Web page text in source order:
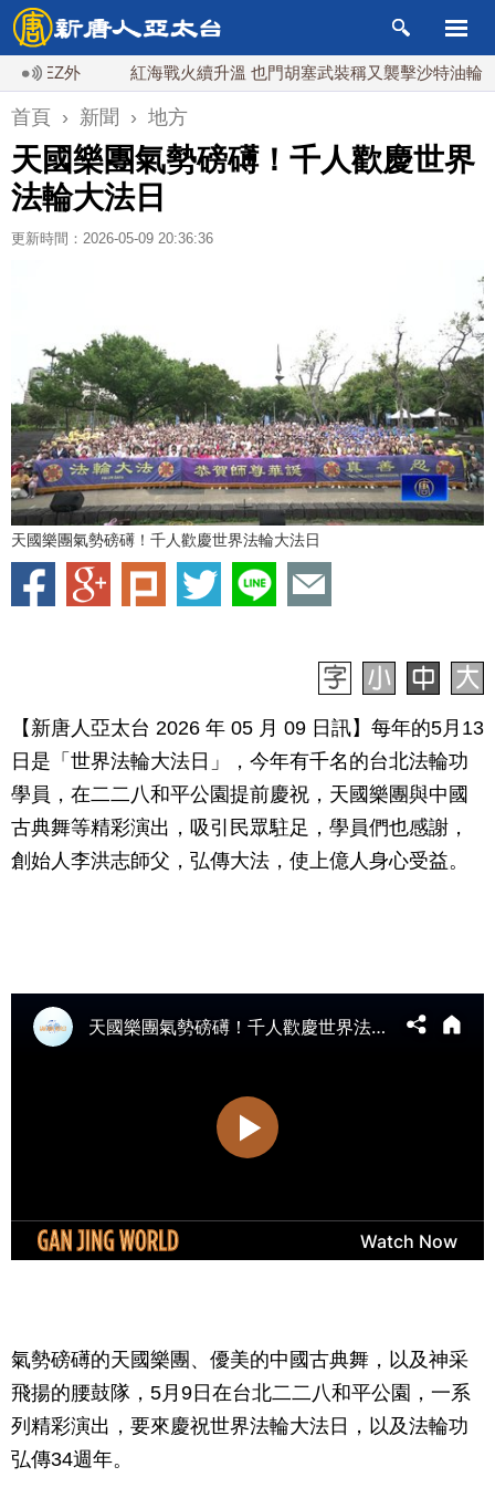
外 紅海戰火續升溫 也門胡塞武裝稱又襲擊沙特油輪
首頁 › 新聞 › 地方
天國樂團氣勢磅礡！千人歡慶世界
法輪大法日
更新時間：2026-05-09 20:36:36
天國樂團氣勢磅礡！千人歡慶世界法輪大法日
【新唐人亞太台 2026 年 05 月 09 日訊】 每年的5月13
日是「世界法輪大法日」，今年有千名的台北法輪功
學員，在二二八和平公園提前慶祝，天國樂團與中國
古典舞等精彩演出，吸引民眾駐足，學員們也感謝，
創始人李洪志師父，弘傳大法，使上億人身心受益。
氣勢磅礡的天國樂團、優美的中國古典舞，以及神采
飛揚的腰鼓隊，5月9日在台北二二八和平公園，一系
列精彩演出，要來慶祝世界法輪大法日，以及法輪功
弘傳34週年。